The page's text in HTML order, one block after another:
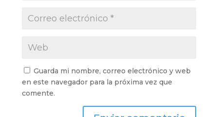
Guarda mi nombre, correo electrónico y web
en este navegador para la próxima vez que
comente.